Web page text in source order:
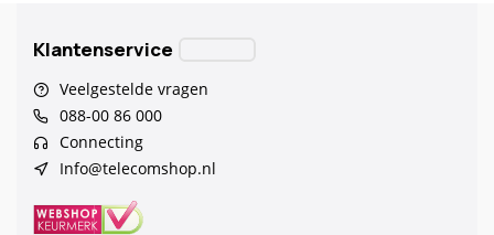
Klantenservice
Veelgestelde vragen
088-00 86 000
Connecting
Info@telecomshop.nl